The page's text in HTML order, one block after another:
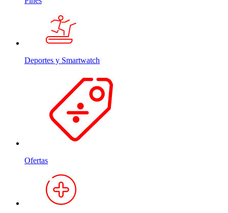
Deportes y Smartwatch
Ofertas